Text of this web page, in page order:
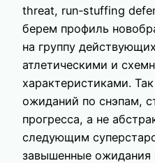
threat, run‑stuffing
берем профиль
на группу
атлетическими и
характеристиками.
ожиданий по снэпам,
прогресса, а не
следующим
завышенные ожидания